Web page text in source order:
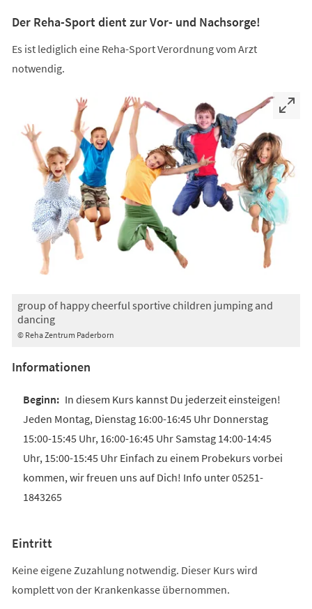
Der Reha-Sport dient zur Vor- und Nachsorge!
Es ist lediglich eine Reha-Sport Verordnung vom Arzt
notwendig.
© Reha Zentrum Paderborn
group of happy cheerful sportive children jumping and
dancing
Informationen
In diesem Kurs kannst Du jederzeit einsteigen!
Jeden Montag, Dienstag 16:00-16:45 Uhr Donnerstag
15:00-15:45 Uhr, 16:00-16:45 Uhr Samstag 14:00-14:45
Uhr, 15:00-15:45 Uhr Einfach zu einem Probekurs vorbei
kommen, wir freuen uns auf Dich! Info unter 05251-
1843265
Eintritt
Keine eigene Zuzahlung notwendig. Dieser Kurs wird
komplett von der Krankenkasse übernommen.